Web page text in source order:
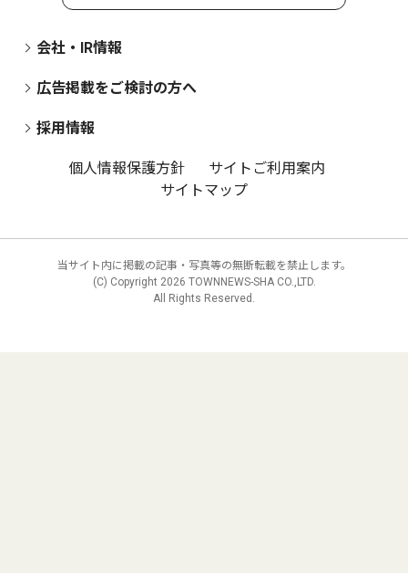
会社・IR情報
広告掲載をご検討の方へ
採用情報
個人情報保護方針
サイトご利用案内
サイトマップ
当サイト内に掲載の記事・写真等の無断転載を禁止します。
(C) Copyright 2026 TOWNNEWS-SHA CO.,LTD.
All Rights Reserved.